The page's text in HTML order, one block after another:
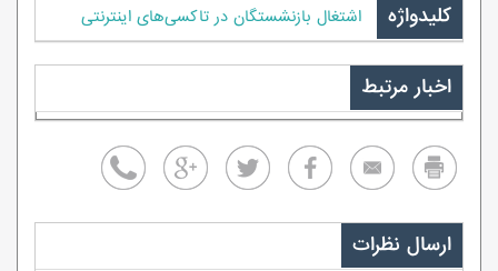
کلیدواژه اشتغال بازنشستگان در تاکسی‌های اینترنتی
اخبار مرتبط
ارسال نظرات